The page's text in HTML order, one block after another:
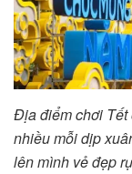
Địa điểm chơi Tết
nhiều mỗi dịp
lên mình vẻ đẹp